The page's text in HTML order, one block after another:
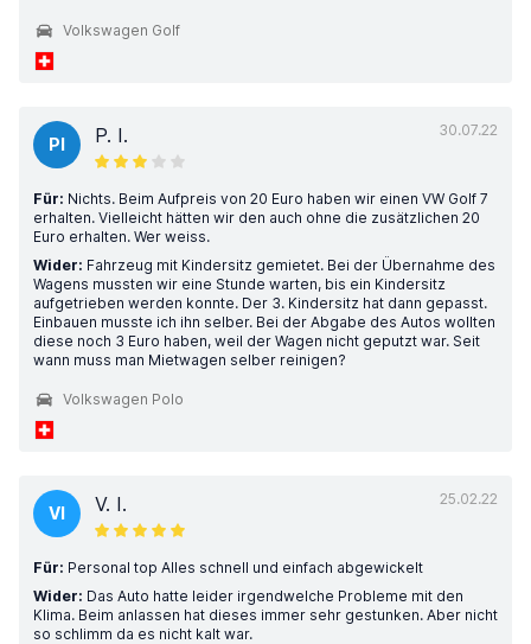
Volkswagen Golf
30.07.22
PI P. I.
Für: Nichts. Beim Aufpreis von 20 Euro haben wir einen VW Golf 7
erhalten. Vielleicht hätten wir den auch ohne die zusätzlichen 20
Euro erhalten. Wer weiss.
Wider: Fahrzeug mit Kindersitz gemietet. Bei der Übernahme des
Wagens mussten wir eine Stunde warten, bis ein Kindersitz
aufgetrieben werden konnte. Der 3. Kindersitz hat dann gepasst.
Einbauen musste ich ihn selber. Bei der Abgabe des Autos wollten
diese noch 3 Euro haben, weil der Wagen nicht geputzt war. Seit
wann muss man Mietwagen selber reinigen?
Volkswagen Polo
25.02.22
VI V. I.
Für: Personal top Alles schnell und einfach abgewickelt
Wider: Das Auto hatte leider irgendwelche Probleme mit den
Klima. Beim anlassen hat dieses immer sehr gestunken. Aber nicht
so schlimm da es nicht kalt war.